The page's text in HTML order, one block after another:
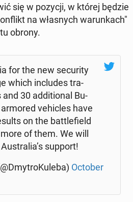
się w pozycji, w której będzie
na wła­snych wa­run­kach"
obrony.
for the new se­cu­ri­ty
which in­c­lu­des tra­
and 30 ad­di­tio­nal Bu­
ve­hic­les have
on the bat­tle­field
of them. We will
support!
October